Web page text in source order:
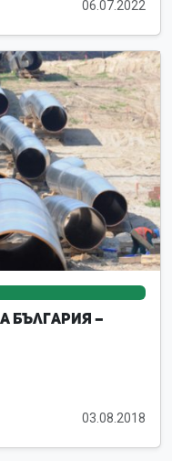
06.07.2022
България –
03.08.2018